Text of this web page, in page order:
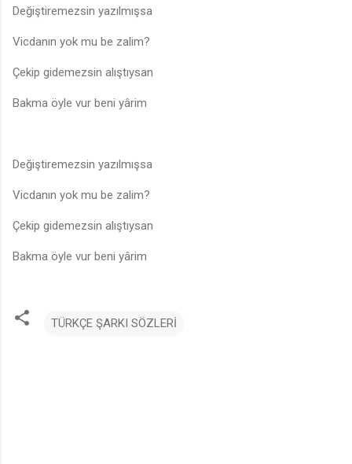
Değiştiremezsin yazılmışsa
Vicdanın yok mu be zalim?
Çekip gidemezsin alıştıysan
Bakma öyle vur beni yârim
Değiştiremezsin yazılmışsa
Vicdanın yok mu be zalim?
Çekip gidemezsin alıştıysan
Bakma öyle vur beni yârim
TÜRKÇE ŞARKI SÖZLERİ